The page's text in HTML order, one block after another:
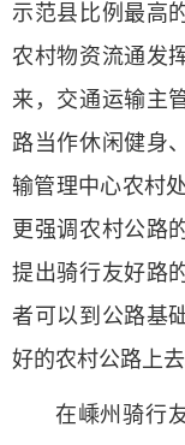
示范县比例最高
农村物资流通发
来，交通运输主
路当作休闲健身
输管理中心农村
更强调农村公路
提出骑行友好路
者可以到公路基
好的农村公路上
在嵊州骑行